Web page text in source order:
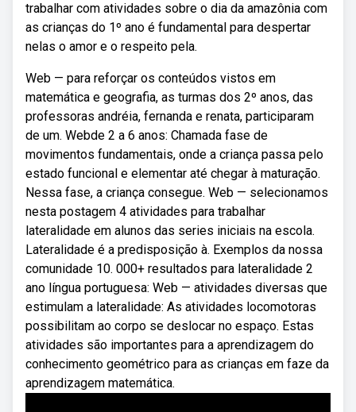
trabalhar com atividades sobre o dia da amazônia com
as crianças do 1º ano é fundamental para despertar
nelas o amor e o respeito pela.
Web — para reforçar os conteúdos vistos em
matemática e geografia, as turmas dos 2º anos, das
professoras andréia, fernanda e renata, participaram
de um. Webde 2 a 6 anos: Chamada fase de
movimentos fundamentais, onde a criança passa pelo
estado funcional e elementar até chegar à maturação.
Nessa fase, a criança consegue. Web — selecionamos
nesta postagem 4 atividades para trabalhar
lateralidade em alunos das series iniciais na escola.
Lateralidade é a predisposição à. Exemplos da nossa
comunidade 10. 000+ resultados para lateralidade 2
ano língua portuguesa: Web — atividades diversas que
estimulam a lateralidade: As atividades locomotoras
possibilitam ao corpo se deslocar no espaço. Estas
atividades são importantes para a aprendizagem do
conhecimento geométrico para as crianças em faze da
aprendizagem matemática.